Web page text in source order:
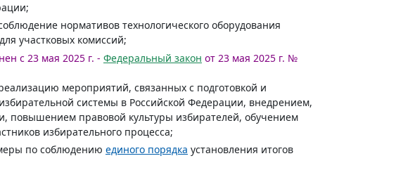
нормативов технологического оборудования
участковых комиссий;
с 23 мая 2025 г. - Федеральный закон от 23 мая 2025 г. №
мероприятий, связанных с подготовкой и
системы в Российской Федерации, внедрением,
повышением правовой культуры избирателей, обучением
избирательного процесса;
по соблюдению единого порядка установления итогов